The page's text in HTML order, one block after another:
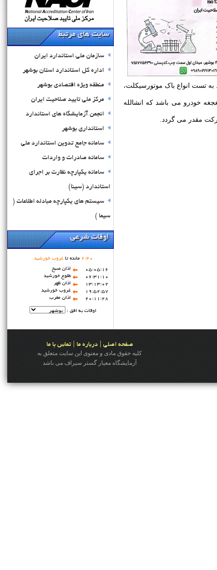
تست انواع باک موتورسیکلت،
خودرو می باشد که انشالله
مقدر می گردد.
سایت های مرتبط
سازمان ملی استاندارد ایران
اداره کل استاندارد استان بوشهر
منطقه ویژه اقتصادی بوشهر
مرکز ملی تایید صلاحیت ایران
انجمن آزمایشگاه های استاندارد
استانداری بوشهر
سامانه جامع تدوین استاندارد ملی
سامانه صادرات و واردات
سامانه یکپارچه نظارت بر اجرای
استاندارد (سینا)
سيستم های يکپارچه مبادله اطلاعات (
سيما )
اوقات شرعی
2:40 مانده تا غروب خورشید
05:05:16
اذان صبح
06:31:10
طلوع خورشید
13:13:02
اذان ظهر
19:52:57
غروب خورشید
20:11:28
اذان مغرب
اوقات به افق :
صفحه اصلی |درباره ما |تماس با ما
کلیه حقوق مادی و معنوی این سایت متعلق به
آزمایشگاه معیار گستر سیراف می باشد